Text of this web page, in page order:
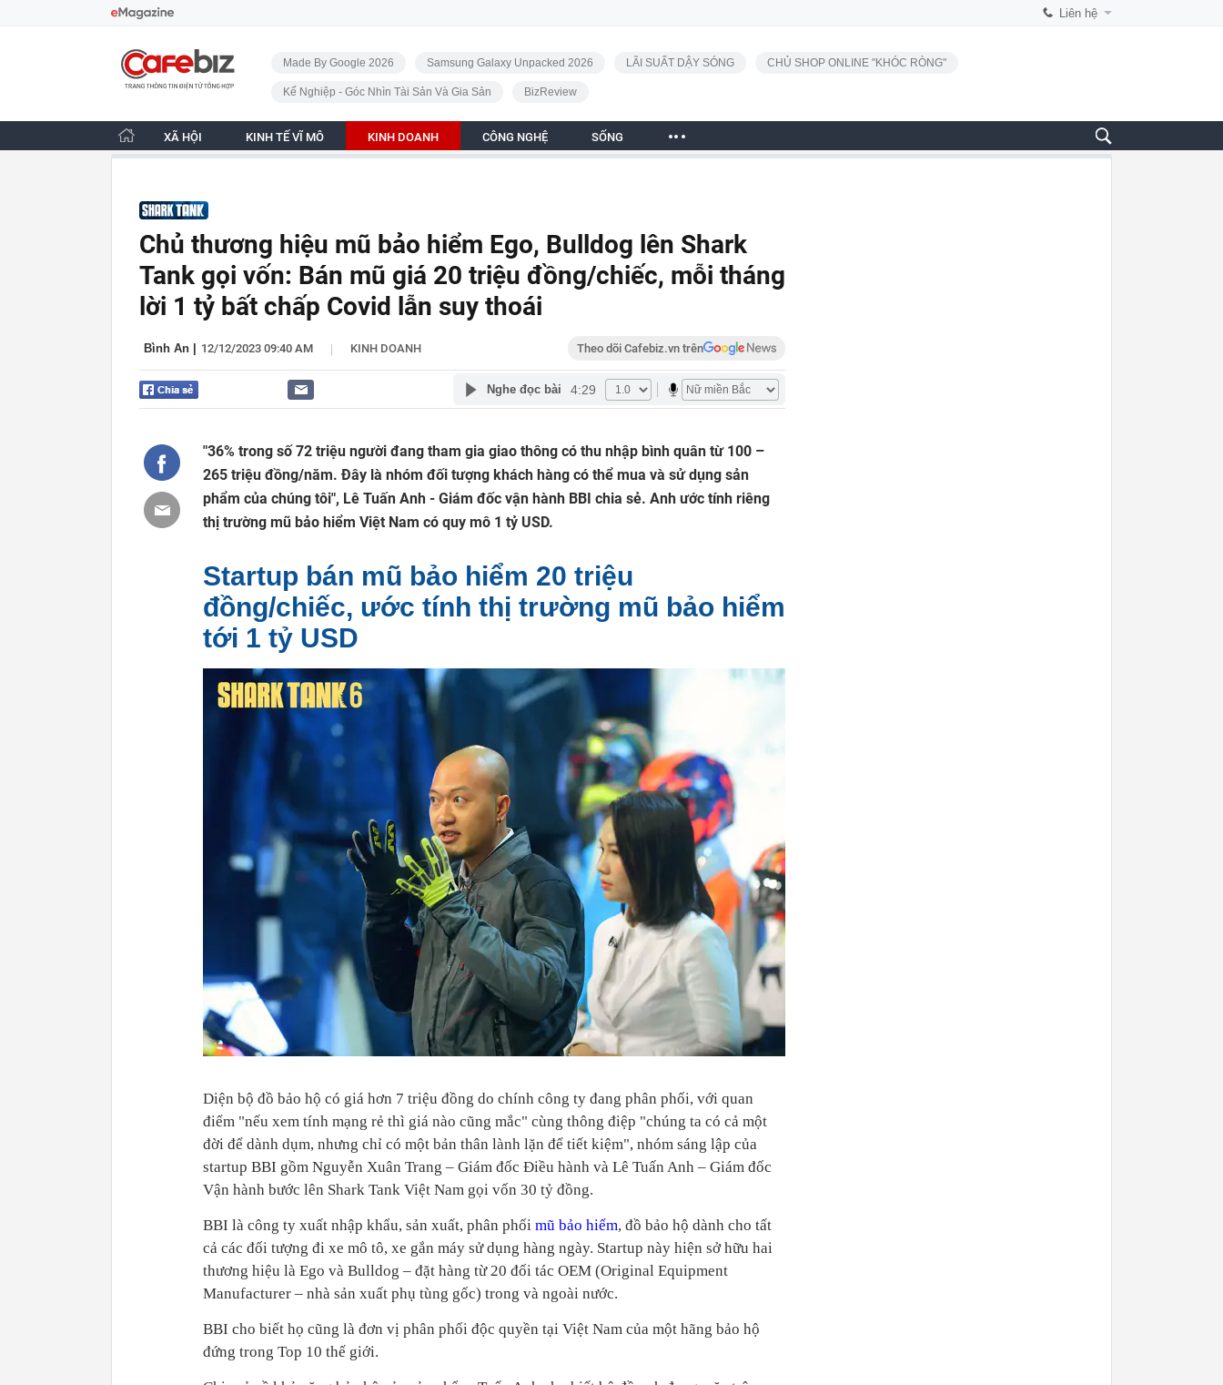
Liên hệ
CafeBiz - Trang chủ
Made By Google 2026 Samsung Galaxy Unpacked 2026 LÃI SUẤT DẬY SÓNG CHỦ SHOP ONLINE "KHÓC RÒNG"
Kế Nghiệp - Góc Nhìn Tài Sản Và Gia Sản BizReview
XÃ HỘI KINH TẾ VĨ MÔ KINH DOANH CÔNG NGHỆ SỐNG
Chủ thương hiệu mũ bảo hiểm Ego, Bulldog lên Shark
Tank gọi vốn: Bán mũ giá 20 triệu đồng/chiếc, mỗi tháng
lời 1 tỷ bất chấp Covid lẫn suy thoái
Bình An 12/12/2023 09:40 AM | KINH DOANH Theo dõi Cafebiz.vn trên
Nghe đọc bài 4:29
"36% trong số 72 triệu người đang tham gia giao thông có thu nhập bình quân từ 100 –
265 triệu đồng/năm. Đây là nhóm đối tượng khách hàng có thể mua và sử dụng sản
phẩm của chúng tôi", Lê Tuấn Anh - Giám đốc vận hành BBI chia sẻ. Anh ước tính riêng
thị trường mũ bảo hiểm Việt Nam có quy mô 1 tỷ USD.
Startup bán mũ bảo hiểm 20 triệu
đồng/chiếc, ước tính thị trường mũ bảo hiểm
tới 1 tỷ USD
Diện bộ đồ bảo hộ có giá hơn 7 triệu đồng do chính công ty đang phân phối, với quan
điểm "nếu xem tính mạng rẻ thì giá nào cũng mắc" cùng thông điệp "chúng ta có cả một
đời để dành dụm, nhưng chỉ có một bản thân lành lặn để tiết kiệm", nhóm sáng lập của
startup BBI gồm Nguyễn Xuân Trang – Giám đốc Điều hành và Lê Tuấn Anh – Giám đốc
Vận hành bước lên Shark Tank Việt Nam gọi vốn 30 tỷ đồng.
BBI là công ty xuất nhập khẩu, sản xuất, phân phối mũ bảo hiểm, đồ bảo hộ dành cho tất
cả các đối tượng đi xe mô tô, xe gắn máy sử dụng hàng ngày. Startup này hiện sở hữu hai
thương hiệu là Ego và Bulldog – đặt hàng từ 20 đối tác OEM (Original Equipment
Manufacturer – nhà sản xuất phụ tùng gốc) trong và ngoài nước.
BBI cho biết họ cũng là đơn vị phân phối độc quyền tại Việt Nam của một hãng bảo hộ
đứng trong Top 10 thế giới.